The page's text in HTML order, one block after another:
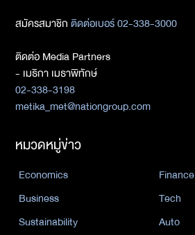
สมัครสมาชิกติดต่อเบอร์ 02-338-3000
ติดต่อ Media Partners
- เมธิกา เมธาพิทักษ์
02-338-3198
metika_met@nationgroup.com
หมวดหมู่ข่าว
Economics
Finance
Business
Tech
Sustainability
Auto